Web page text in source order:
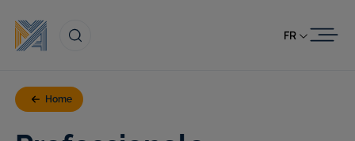
FR
Home